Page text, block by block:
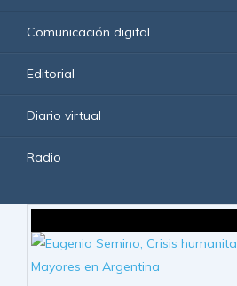
Comunicación digital
Editorial
Diario virtual
Radio